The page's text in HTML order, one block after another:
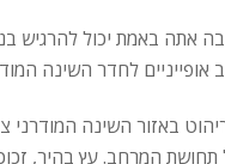
אתה באמת יכול להרגיש
באזור השינה המודרני
תחושת המרחב. עץ בהיר,